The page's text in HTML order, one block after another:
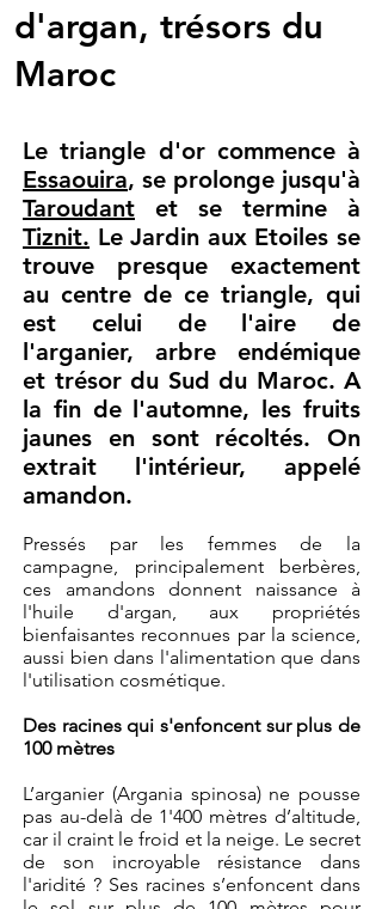
d'argan, trésors du
Maroc
Le triangle d'or commence à
Essaouira, se prolonge jusqu'à
Taroudant et se termine à
Tiznit. Le Jardin aux Etoiles se
trouve presque exactement
au centre de ce triangle, qui
est celui de l'aire de
l'arganier, arbre endémique
et trésor du Sud du Maroc. A
la fin de l'automne, les fruits
jaunes en sont récoltés. On
extrait l'intérieur, appelé
amandon.
Pressés par les femmes de la
campagne, principalement berbères,
ces amandons donnent naissance à
l'huile d'argan, aux propriétés
bienfaisantes reconnues par la science,
aussi bien dans l'alimentation que dans
l'utilisation cosmétique.
Des racines qui s'enfoncent sur plus de
100 mètres
L’arganier (Argania spinosa) ne pousse
pas au-delà de 1'400 mètres d’altitude,
car il craint le froid et la neige. Le secret
de son incroyable résistance dans
l'aridité ? Ses racines s’enfoncent dans